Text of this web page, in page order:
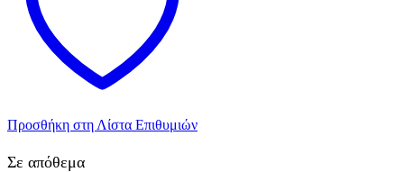
Προσθήκη στη Λίστα Επιθυμιών
Σε απόθεμα